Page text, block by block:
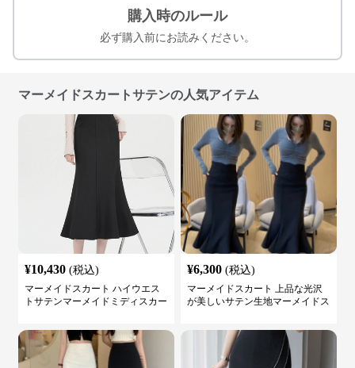
購入時のルール
必ず購入前にお読みください。
マーメイドスカートサテンの人気アイテム
¥10,430 (税込)
マーメイドスカート ハイウエス
トサテンマーメイドミディスカー
¥6,300 (税込)
マーメイドスカート 上品な光沢
が美しいサテン生地マーメイドス